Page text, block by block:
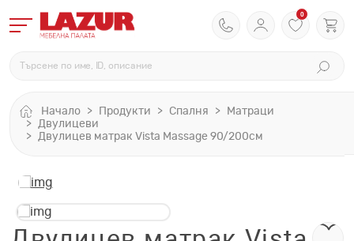
0
Начало Продукти Спалня
Матраци
Двулицеви
Двулицев матрак Vista Massage 90/200см